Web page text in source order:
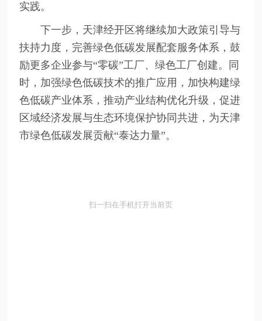
实践。
下一步，天津经开区将继续加大政策引导与
扶持力度，完善绿色低碳发展配套服务体系，鼓
励更多企业参与“零碳”工厂、绿色工厂创建。同
时，加强绿色低碳技术的推广应用，加快构建绿
色低碳产业体系，推动产业结构优化升级，促进
区域经济发展与生态环境保护协同共进，为天津
市绿色低碳发展贡献“泰达力量”。
扫一扫在手机打开当前页